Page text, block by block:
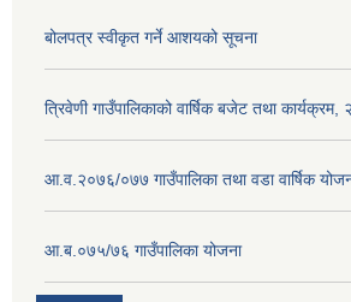
बोलपत्र स्वीकृत गर्ने आशयको सूचना
त्रिवेणी गाउँपालिकाको वार्षिक बजेट तथा
आ.व.२०७६/०७७ गाउँपालिका तथा वडा वार्षिक
आ.ब.०७५/७६ गाउँपालिका योजना